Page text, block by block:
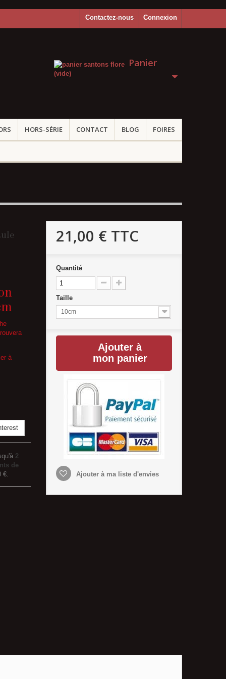
Connexion
Contactez-nous
Panier
(vide)
HORS-SÉRIE CONTACT BLOG FOIRES
à
2
de
€
21,00 € TTC
Quantité
Taille
10cm
Ajouter à
mon panier
Ajouter à ma liste d'envies